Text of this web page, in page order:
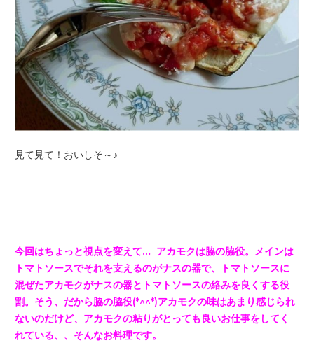
見て見て！おいしそ～♪
今回はちょっと視点を変えて… アカモクは脇の脇役。
メインは
トマトソースでそれを支えるのがナスの器で、
トマトソースに
混ぜたアカモクがナスの器とトマトソースの絡みを良くする役
割。そう、だから脇の脇役(*^^*)アカモクの味はあまり感じられ
ないのだけど、 アカモクの粘りがとっても良いお仕事をしてく
れている、、 そんなお料理です。